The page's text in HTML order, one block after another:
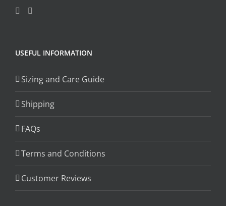
USEFUL INFORMATION
Sizing and Care Guide
Shipping
FAQs
Terms and Conditions
Customer Reviews